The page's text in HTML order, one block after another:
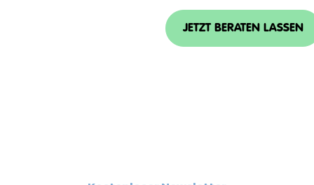
JETZT BERATEN LASSEN